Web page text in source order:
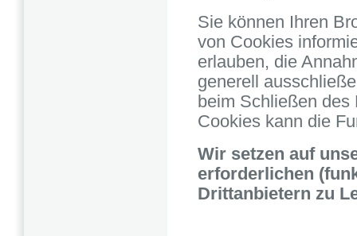
Sie können Ihren
von Cookies
erlauben, die
generell
beim Schließen
Cookies kann die
Wir setzen auf
erforderlichen
Drittanbietern zu